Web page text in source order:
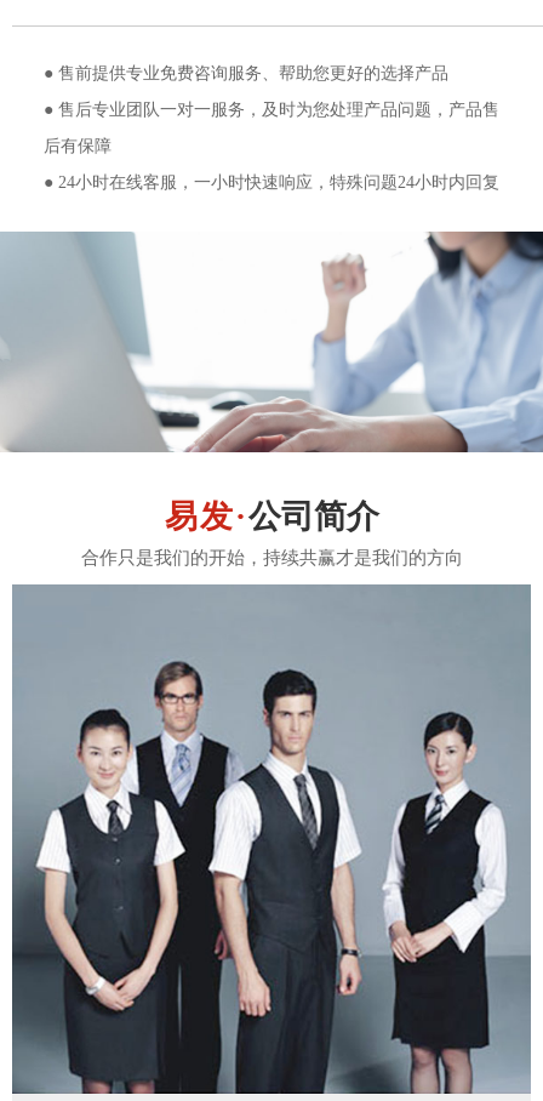
● 售前提供专业免费咨询服务、帮助您更好的选择产品
● 售后专业团队一对一服务，及时为您处理产品问题，产品售
后有保障
● 24小时在线客服，一小时快速响应，特殊问题24小时内回复
公司简介